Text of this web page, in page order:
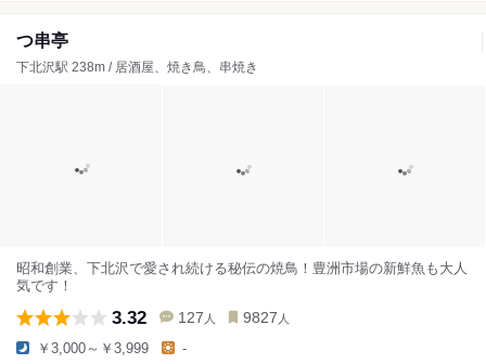
つ串亭
下北沢駅 238m / 居酒屋、焼き鳥、串焼き
昭和創業、下北沢で愛され続ける秘伝の焼鳥！豊洲市場の新鮮魚も大人
気です！
3.32 127 人 9827 人
￥3,000～￥3,999 -